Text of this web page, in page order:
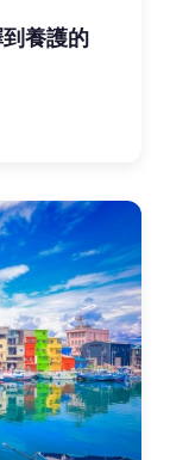
養護的